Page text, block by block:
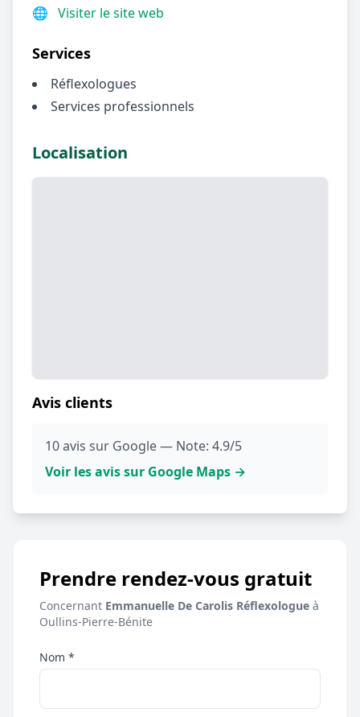
🌐 Visiter le site web
Services
Réflexologues
Services professionnels
Localisation
Avis clients
10 avis sur Google — Note: 4.9/5
Voir les avis sur Google Maps →
Prendre rendez-vous gratuit
Concernant Emmanuelle De Carolis Réflexologue à
Oullins-Pierre-Bénite
Nom *